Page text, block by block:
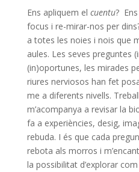
Ens apliquem el cuentu?
focus i re-mirar-nos per
a totes les noies i nois que
aules. Les seves preguntes
(in)oportunes, les mirades
riures nerviosos han fet
me a diferents nivells.
m’acompanya a revisar la
fa a experiències, desig,
rebuda. I és que cada
rebota als morros i
la possibilitat d’explorar